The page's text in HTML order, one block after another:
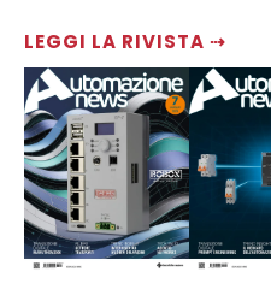
LEGGI LA RIVISTA ⇢